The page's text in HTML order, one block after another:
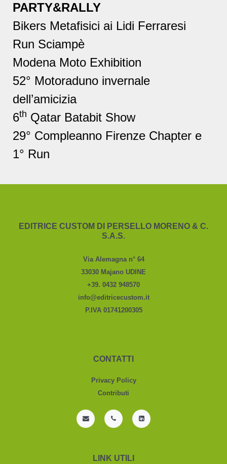
PARTY&RALLY
Bikers Metafisici ai Lidi Ferraresi
Run Sciampè
Modena Moto Exhibition
52° Motoraduno invernale
dell’amicizia
6th Qatar Batabit Show
29° Compleanno Firenze Chapter e
1° Run
EDITRICE CUSTOM DI PERSELLO MORENO & C.
S.A.S.
Via Alemagna n° 64
33030 Majano UDINE
+39. 0432 948570
info@editricecustom.it
P.IVA 01741200305
CONTATTI
Privacy Policy
Contributi
LINK UTILI